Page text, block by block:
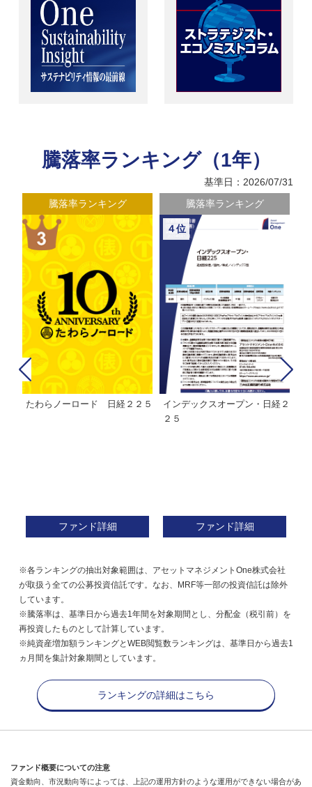
騰落率ランキング（1年）
基準日：2026/07/31
騰落率ランキング
たわらノーロード 日経２２５
ファンド詳細
騰落率ランキング
４位
インデックスオープン・日経２
２５
ファンド詳細
※各ランキングの抽出対象範囲は、アセットマネジメントOne株式会社
が取扱う全ての公募投資信託です。なお、MRF等一部の投資信託は除外
しています。
※騰落率は、基準日から過去1年間を対象期間とし、分配金（税引前）を
再投資したものとして計算しています。
※純資産増加額ランキングとWEB閲覧数ランキングは、基準日から過去1
ヵ月間を集計対象期間としています。
ランキングの詳細はこちら
ファンド概要についての注意
資金動向、市況動向等によっては、上記の運用方針のような運用ができない場合があ